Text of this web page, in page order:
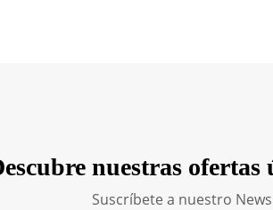
nuestras
Suscríbete a nuestro